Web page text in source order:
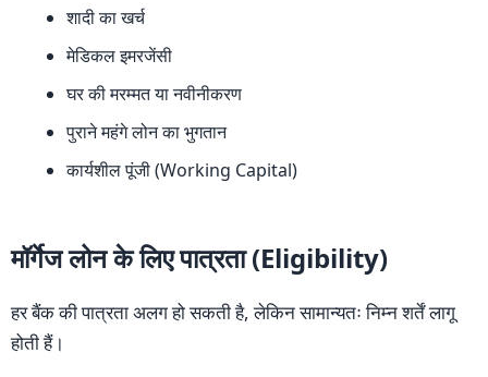
शादी का खर्च
मेडिकल इमरजेंसी
घर की मरम्मत या नवीनीकरण
पुराने महंगे लोन का भुगतान
कार्यशील पूंजी (Working Capital)
मॉर्गेज लोन के लिए पात्रता (Eligibility)
हर बैंक की पात्रता अलग हो सकती है, लेकिन सामान्यतः निम्न शर्तें लागू
होती हैं।